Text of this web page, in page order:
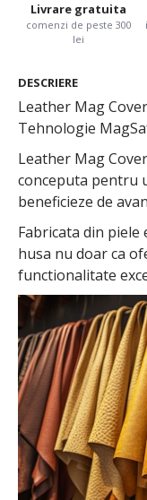
Livrare gratuita
comenzi de peste 300
lei
DESCRIERE
Leather Mag
Tehnologie
Leather Mag
conceputa pentru
beneficieze de
Fabricata din piele
husa nu doar ca
functionalitate